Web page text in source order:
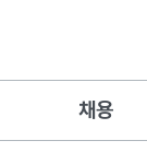
채용